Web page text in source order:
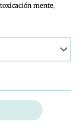
mente,